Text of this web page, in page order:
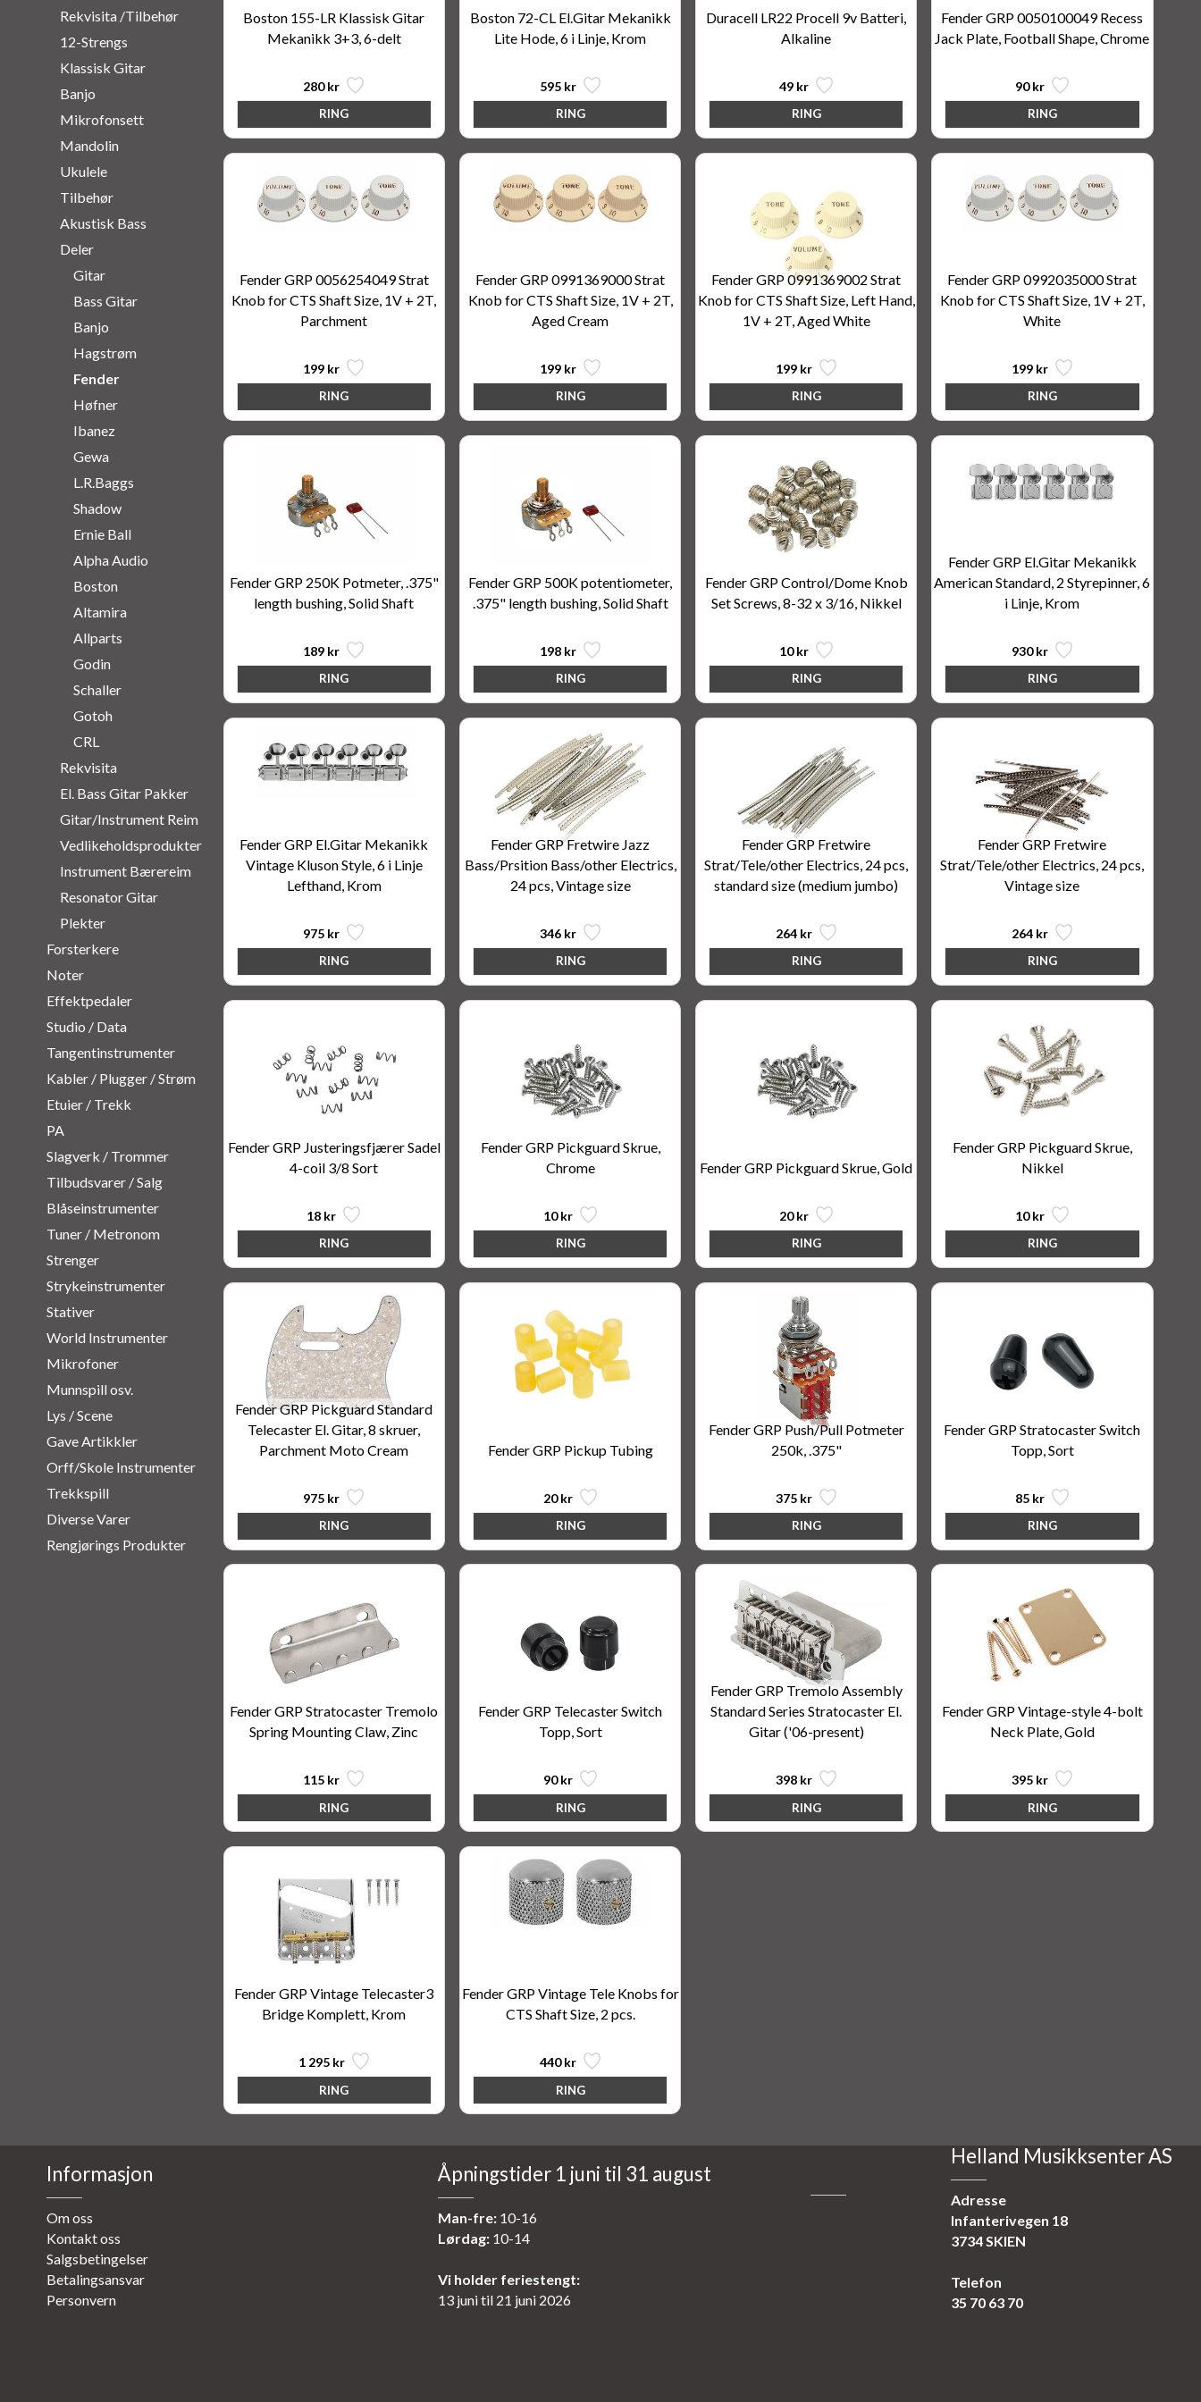
Rekvisita /Tilbehør
12-Strengs
Klassisk Gitar
Banjo
Mikrofonsett
Mandolin
Ukulele
Tilbehør
Akustisk Bass
Deler
Gitar
Bass Gitar
Banjo
Hagstrøm
Fender
Høfner
Ibanez
Gewa
L.R.Baggs
Shadow
Ernie Ball
Alpha Audio
Boston
Altamira
Allparts
Godin
Schaller
Gotoh
CRL
Rekvisita
El. Bass Gitar Pakker
Gitar/Instrument Reim
Vedlikeholdsprodukter
Instrument Bærereim
Resonator Gitar
Plekter
Forsterkere
Noter
Effektpedaler
Studio / Data
Tangentinstrumenter
Kabler / Plugger / Strøm
Etuier / Trekk
PA
Slagverk / Trommer
Tilbudsvarer / Salg
Blåseinstrumenter
Tuner / Metronom
Strenger
Strykeinstrumenter
Stativer
World Instrumenter
Mikrofoner
Munnspill osv.
Lys / Scene
Gave Artikkler
Orff/Skole Instrumenter
Trekkspill
Diverse Varer
Rengjørings Produkter
Boston 155-LR Klassisk Gitar
Mekanikk 3+3, 6-delt
280 kr
Boston 72-CL El.Gitar Mekanikk
Lite Hode, 6 i Linje, Krom
595 kr
Duracell LR22 Procell 9v Batteri,
Alkaline
49 kr
Fender GRP 0050100049 Recess
Jack Plate, Football Shape, Chrome
90 kr
Fender GRP 0056254049 Strat
Knob for CTS Shaft Size, 1V + 2T,
Parchment
199 kr
Fender GRP 0991369000 Strat
Knob for CTS Shaft Size, 1V + 2T,
Aged Cream
199 kr
Fender GRP 0991369002 Strat
Knob for CTS Shaft Size, Left Hand,
1V + 2T, Aged White
199 kr
Fender GRP 0992035000 Strat
Knob for CTS Shaft Size, 1V + 2T,
White
199 kr
Fender GRP 250K Potmeter, .375"
length bushing, Solid Shaft
189 kr
Fender GRP 500K potentiometer,
.375" length bushing, Solid Shaft
198 kr
Fender GRP Control/Dome Knob
Set Screws, 8-32 x 3/16, Nikkel
10 kr
Fender GRP El.Gitar Mekanikk
American Standard, 2 Styrepinner, 6
i Linje, Krom
930 kr
Fender GRP El.Gitar Mekanikk
Vintage Kluson Style, 6 i Linje
Lefthand, Krom
975 kr
Fender GRP Fretwire Jazz
Bass/Prsition Bass/other Electrics,
24 pcs, Vintage size
346 kr
Fender GRP Fretwire
Strat/Tele/other Electrics, 24 pcs,
standard size (medium jumbo)
264 kr
Fender GRP Fretwire
Strat/Tele/other Electrics, 24 pcs,
Vintage size
264 kr
Fender GRP Justeringsfjærer Sadel
4-coil 3/8 Sort
18 kr
Fender GRP Pickguard Skrue,
Chrome
10 kr
Fender GRP Pickguard Skrue, Gold
20 kr
Fender GRP Pickguard Skrue,
Nikkel
10 kr
Fender GRP Pickguard Standard
Telecaster El. Gitar, 8 skruer,
Parchment Moto Cream
975 kr
Fender GRP Pickup Tubing
20 kr
Fender GRP Push/Pull Potmeter
250k, .375"
375 kr
Fender GRP Stratocaster Switch
Topp, Sort
85 kr
Fender GRP Stratocaster Tremolo
Spring Mounting Claw, Zinc
115 kr
Fender GRP Telecaster Switch
Topp, Sort
90 kr
Fender GRP Tremolo Assembly
Standard Series Stratocaster El.
Gitar ('06-present)
398 kr
Fender GRP Vintage-style 4-bolt
Neck Plate, Gold
395 kr
Fender GRP Vintage Telecaster3
Bridge Komplett, Krom
1 295 kr
Fender GRP Vintage Tele Knobs for
CTS Shaft Size, 2 pcs.
440 kr
Informasjon
Om oss
Kontakt oss
Salgsbetingelser
Betalingsansvar
Personvern
Åpningstider 1 juni til 31 august
Man-fre:10-16
Lørdag:10-14
Vi holder feriestengt:
13 juni til 21 juni 2026
Helland Musikksenter AS
Adresse
Infanterivegen 18
3734 SKIEN
Telefon
35 70 63 70